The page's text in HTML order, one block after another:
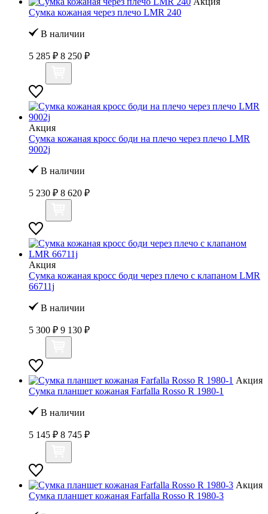
Сумка кожаная через плечо LMR 240
В наличии
5 285 ₽ 8 250 ₽
Акция
Сумка кожаная кросс боди на плечо через плечо LMR
9002j
В наличии
5 230 ₽ 8 620 ₽
Акция
Сумка кожаная кросс боди через плечо с клапаном LMR
66711j
В наличии
5 300 ₽ 9 130 ₽
Акция
Сумка планшет кожаная Farfalla Rosso R 1980-1
В наличии
5 145 ₽ 8 745 ₽
Акция
Сумка планшет кожаная Farfalla Rosso R 1980-3